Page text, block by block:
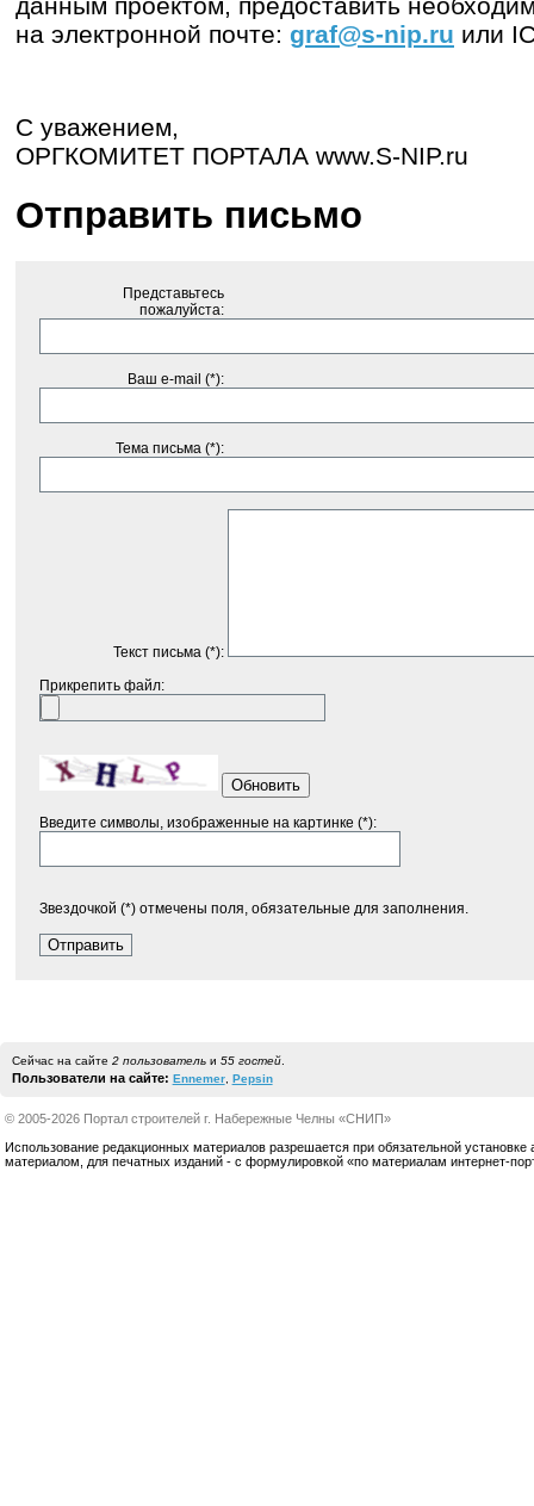
на электронной почте: graf@s-nip.ru или
С уважением,
ОРГКОМИТЕТ ПОРТАЛА www.S-NIP.ru
Отправить письмо
Представьтесь
пожалуйста:
Ваш e-mail (*):
Тема письма (*):
Текст письма (*):
Прикрепить файл:
Обновить
Введите символы, изображенные на картинке (*):
Звездочкой (*) отмечены поля, обязательные для заполнения.
Сейчас на сайте 2 пользовательи 55 гостей.
Пользователи на сайте: Ennemer, Pepsin
© 2005-2026 Портал строителей г. Набережные Челны «СНИП»
Использование редакционных материалов разрешается при обязательной установке
материалом, для печатных изданий - с формулировкой «по материалам интернет-